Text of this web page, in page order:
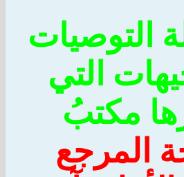
التي
مكتبُ